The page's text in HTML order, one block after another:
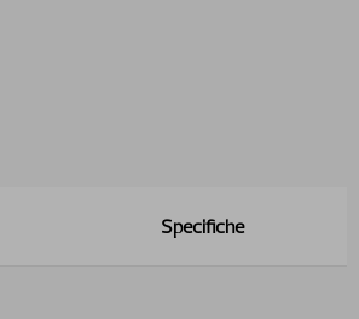
Specifiche